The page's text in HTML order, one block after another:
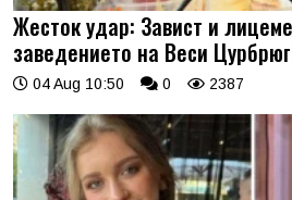
Жесток удар: Завист и
заведението на Веси
04 Aug 10:50 0 2387